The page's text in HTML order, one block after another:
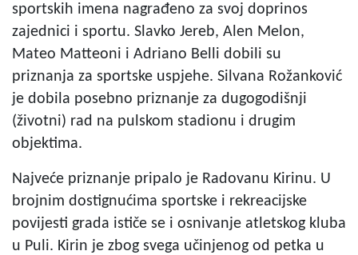
sportskih imena nagrađeno za svoj doprinos
zajednici i sportu. Slavko Jereb, Alen Melon,
Mateo Matteoni i Adriano Belli dobili su
priznanja za sportske uspjehe. Silvana Rožanković
je dobila posebno priznanje za dugogodišnji
(životni) rad na pulskom stadionu i drugim
objektima.
Najveće priznanje pripalo je Radovanu Kirinu. U
brojnim dostignućima sportske i rekreacijske
povijesti grada ističe se i osnivanje atletskog kluba
u Puli. Kirin je zbog svega učinjenog od petka u